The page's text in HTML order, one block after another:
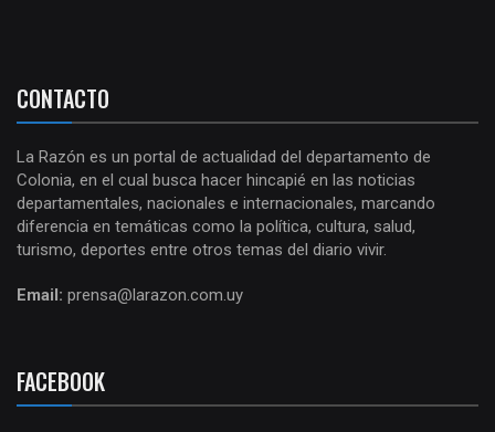
CONTACTO
La Razón es un portal de actualidad del departamento de
Colonia, en el cual busca hacer hincapié en las noticias
departamentales, nacionales e internacionales, marcando
diferencia en temáticas como la política, cultura, salud,
turismo, deportes entre otros temas del diario vivir.
Email: prensa@larazon.com.uy
FACEBOOK